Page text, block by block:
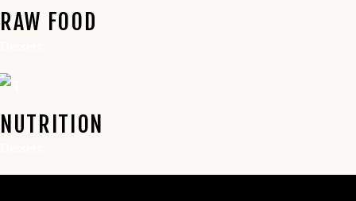
RAW FOOD
NUTRITION